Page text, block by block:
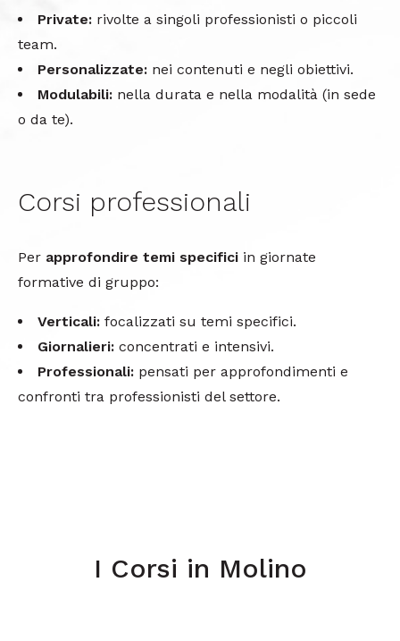
Private: rivolte a singoli professionisti o piccoli
team.
Personalizzate: nei contenuti e negli obiettivi.
Modulabili: nella durata e nella modalità (in sede
o da te).
Corsi professionali
Per approfondire temi specifici in giornate
formative di gruppo:
Verticali: focalizzati su temi specifici.
Giornalieri: concentrati e intensivi.
Professionali: pensati per approfondimenti e
confronti tra professionisti del settore.
I Corsi in Molino